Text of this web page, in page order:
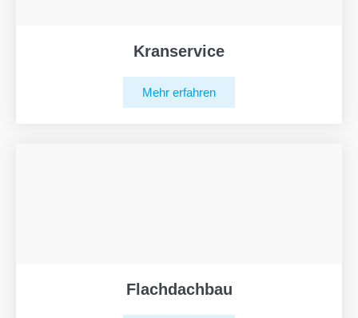
Kranservice
Mehr erfahren
Flachdachbau